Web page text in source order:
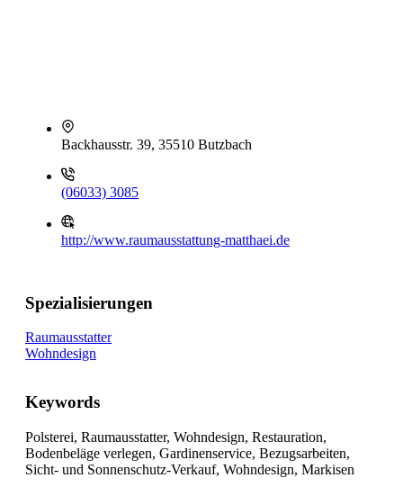
Backhausstr. 39, 35510 Butzbach
(06033) 3085
http://www.raumausstattung-matthaei.de
Spezialisierungen
Raumausstatter
Wohndesign
Keywords
Polsterei, Raumausstatter, Wohndesign, Restauration,
Bodenbeläge verlegen, Gardinenservice, Bezugsarbeiten,
Sicht- und Sonnenschutz-Verkauf, Wohndesign, Markisen